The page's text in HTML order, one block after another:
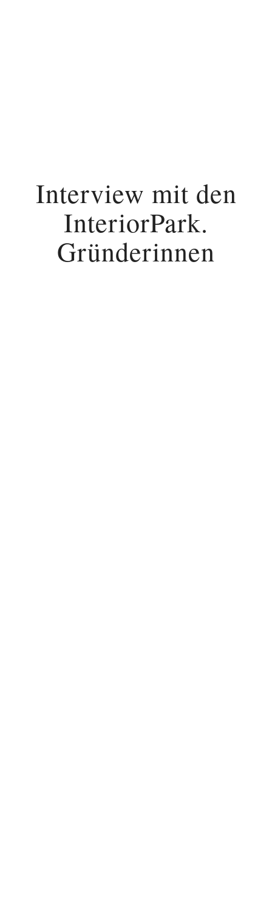
Interview mit den
InteriorPark.
Gründerinnen